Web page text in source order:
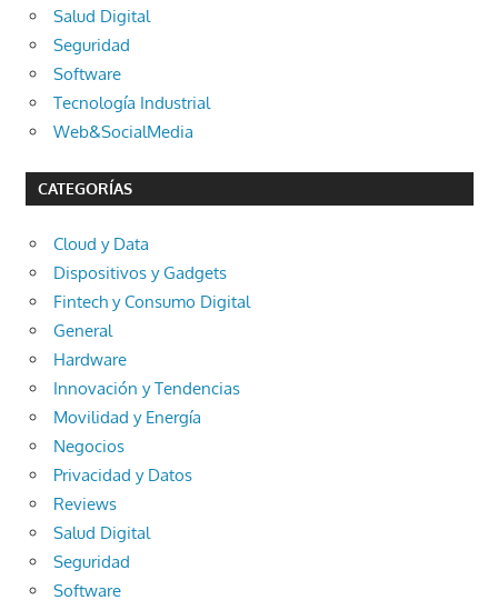
Salud Digital
Seguridad
Software
Tecnología Industrial
Web&SocialMedia
CATEGORÍAS
Cloud y Data
Dispositivos y Gadgets
Fintech y Consumo Digital
General
Hardware
Innovación y Tendencias
Movilidad y Energía
Negocios
Privacidad y Datos
Reviews
Salud Digital
Seguridad
Software